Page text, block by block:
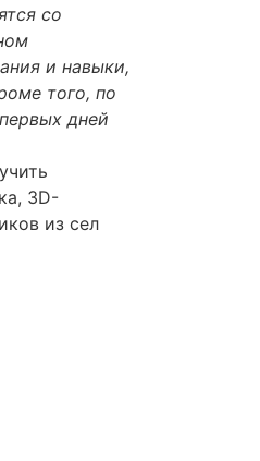
со
и навыки,
того, по
дней
3D-
из сел